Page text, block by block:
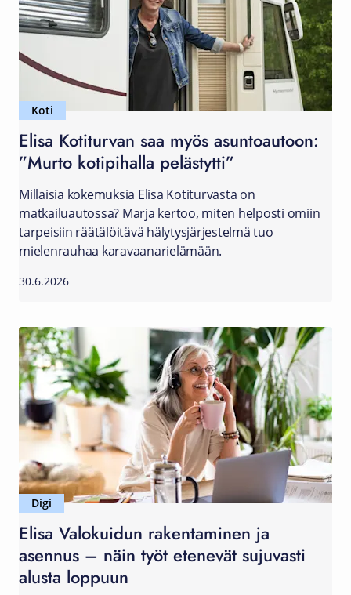
Koti
Elisa Kotiturvan saa myös asuntoautoon:
”Murto kotipihalla pelästytti”
Millaisia kokemuksia Elisa Kotiturvasta on
matkailuautossa? Marja kertoo, miten helposti omiin
tarpeisiin räätälöitävä hälytysjärjestelmä tuo
mielenrauhaa karavaanarielämään.
30.6.2026
Digi
Elisa Valokuidun rakentaminen ja
asennus – näin työt etenevät sujuvasti
alusta loppuun